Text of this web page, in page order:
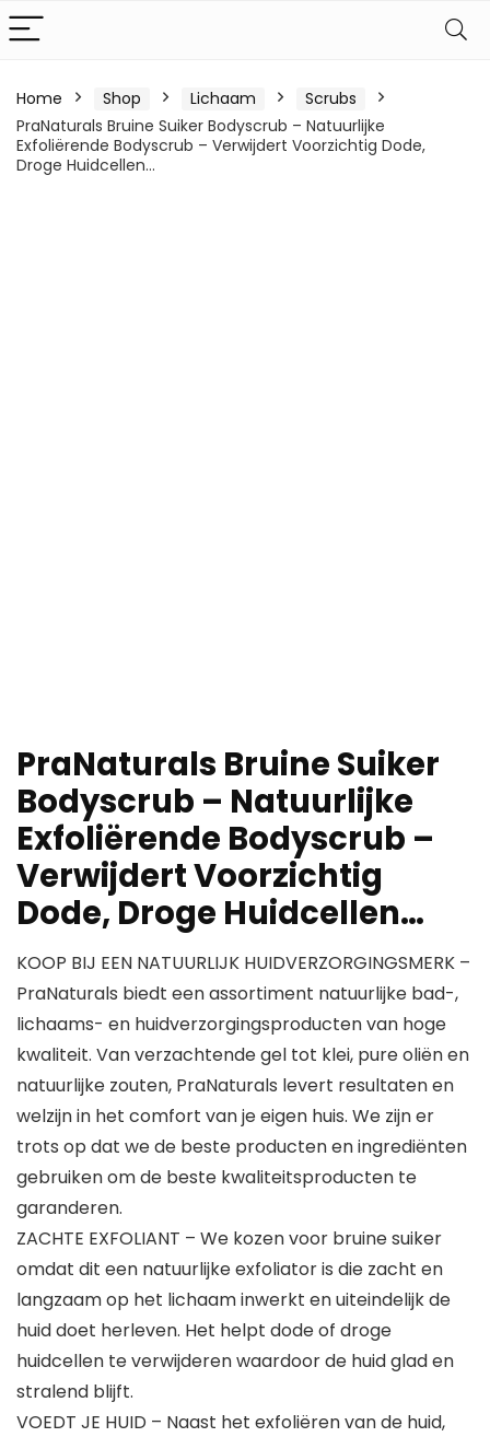
Home Shop Lichaam
Scrubs
PraNaturals Bruine Suiker Bodyscrub – Natuurlijke
Exfoliërende Bodyscrub – Verwijdert Voorzichtig Dode,
Droge Huidcellen…
PraNaturals Bruine Suiker
Bodyscrub – Natuurlijke
Exfoliërende Bodyscrub –
Verwijdert Voorzichtig
Dode, Droge Huidcellen…
KOOP BIJ EEN NATUURLIJK HUIDVERZORGINGSMERK –
PraNaturals biedt een assortiment natuurlijke bad-,
lichaams- en huidverzorgingsproducten van hoge
kwaliteit. Van verzachtende gel tot klei, pure oliën en
natuurlijke zouten, PraNaturals levert resultaten en
welzijn in het comfort van je eigen huis. We zijn er
trots op dat we de beste producten en ingrediënten
gebruiken om de beste kwaliteitsproducten te
garanderen.
ZACHTE EXFOLIANT – We kozen voor bruine suiker
omdat dit een natuurlijke exfoliator is die zacht en
langzaam op het lichaam inwerkt en uiteindelijk de
huid doet herleven. Het helpt dode of droge
huidcellen te verwijderen waardoor de huid glad en
stralend blijft.
VOEDT JE HUID – Naast het exfoliëren van de huid,